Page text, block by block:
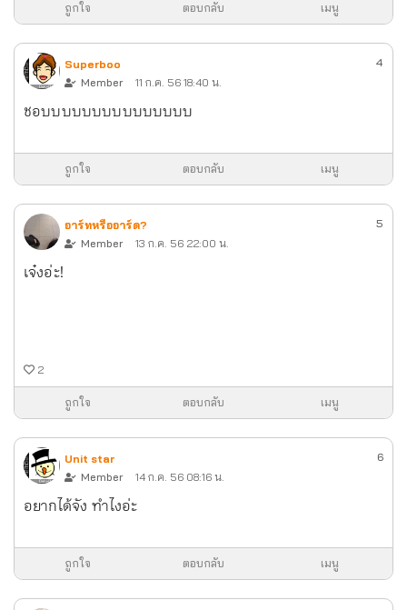
ถูกใจ ตอบกลับ เมนู
Superboo
Member
11 ก.ค. 56 18:40 น.
4
ชอบบบบบบบบบบบบบบบ
ถูกใจ ตอบกลับ เมนู
อาร์ทหรืออาร์ด?
Member
13 ก.ค. 56 22:00 น.
5
เจ๋งอ่ะ!
2
ถูกใจ ตอบกลับ เมนู
Unit star
Member
14 ก.ค. 56 08:16 น.
6
อยากได้จัง ทำไงอ่ะ
ถูกใจ ตอบกลับ เมนู